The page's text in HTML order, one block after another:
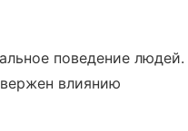
поведение людей.
влиянию